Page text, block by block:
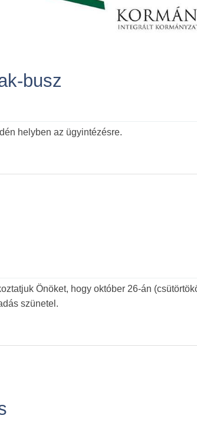
busz
helyben az ügyintézésre.
Önöket, hogy október 26-án
szünetel.